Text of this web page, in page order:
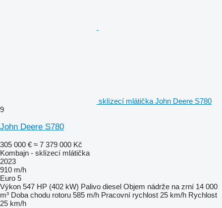
sklízecí mlátička John Deere S780
9
John Deere S780
305 000 € ≈ 7 379 000 Kč
Kombajn - sklízecí mlátička
2023
910 m/h
Euro 5
Výkon 547 HP (402 kW) Palivo diesel Objem nádrže na zrní 14 000
m³ Doba chodu rotoru 585 m/h Pracovní rychlost 25 km/h Rychlost
25 km/h